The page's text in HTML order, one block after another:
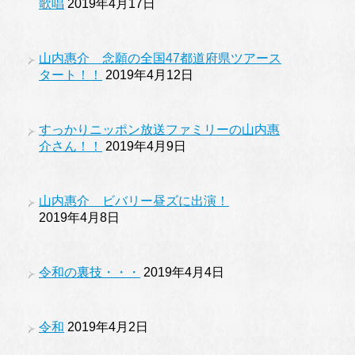
歌唱 2019年4月17日
山内惠介 念願の全国47都道府県ツアース
タート！！
2019年4月12日
すっかりニッポン放送ファミリーの山内惠
介さん！！
2019年4月9日
山内惠介 ビバリー昼ズに出演！
2019年4月8日
令和の裏技・・・ 2019年4月4日
令和 2019年4月2日